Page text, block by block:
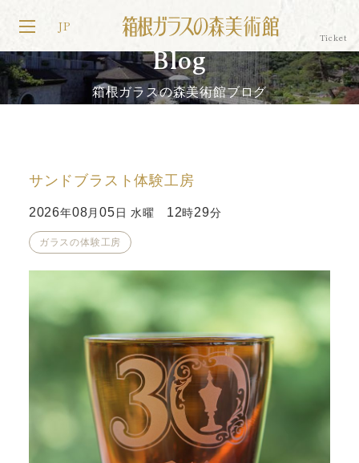
JP
Blog
箱根ガラスの森美術館ブログ
サンドブラスト体験工房
2026年08 月05 日 水曜 12時29分
ガラスの体験工房